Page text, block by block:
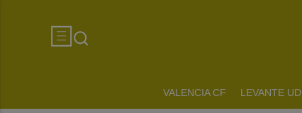
VALENCIA CF LEVANTE UD